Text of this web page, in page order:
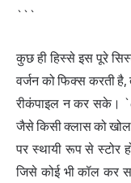
```
कुछ ही हिस्से इस पूरे
वर्जन को फिक्स करती
रीकंपाइल न कर सके।
जैसे किसी क्लास को
पर स्थायी रूप से
जिसे कोई भी कॉल कर